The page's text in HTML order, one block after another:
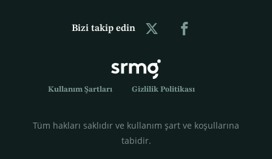
Bizi takip edin
Kullanım Şartları Gizlilik Politikası
Tüm hakları saklıdır ve kullanım şart ve koşullarına
tabidir.